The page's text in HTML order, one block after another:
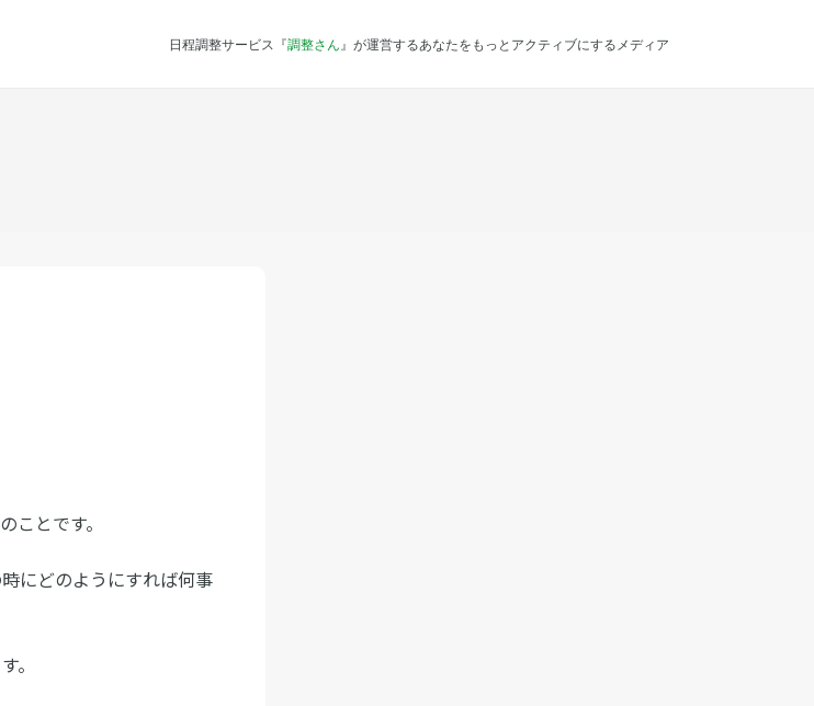
日程調整サービス『調整さん 』が運営するあなたをもっとアクティブにするメディア
ことです。
にどのようにすれば何事
。